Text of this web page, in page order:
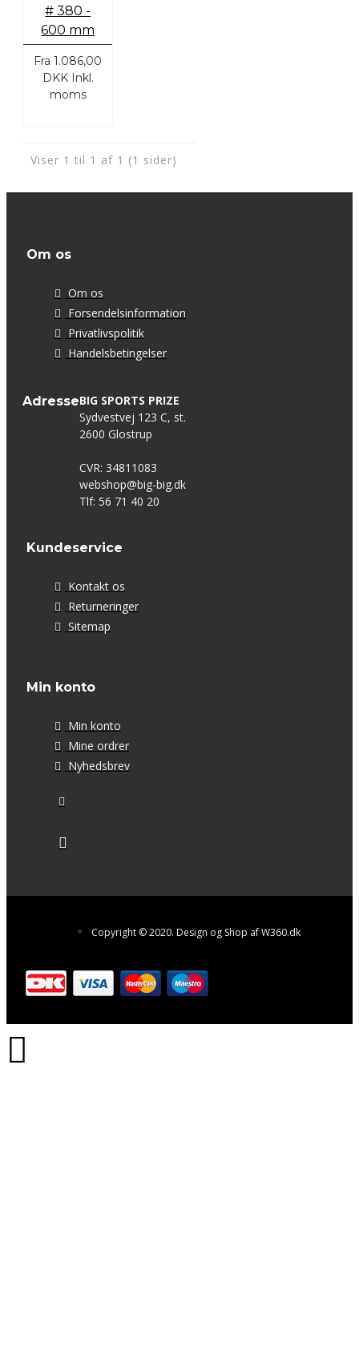
# 380 -
600 mm
Fra 1.086,00
DKK Inkl.
moms
Viser 1 til 1 af 1 (1 sider)
Om os
Om os
Forsendelsinformation
Privatlivspolitik
Handelsbetingelser
AdresseBIG SPORTS PRIZE
Sydvestvej 123 C, st.
2600 Glostrup
CVR: 34811083
webshop@big-big.dk
Tlf: 56 71 40 20
Kundeservice
Kontakt os
Returneringer
Sitemap
Min konto
Min konto
Mine ordrer
Nyhedsbrev
Copyright © 2020. Design og Shop af W360.dk